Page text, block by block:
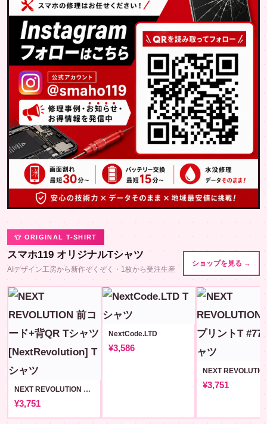
👕 ORIGINAL T-SHIRT
スマホ119 オリジナルTシャツ
AIデザイン工房から新作ぞくぞく・1枚から受注生産
ショップを見る →
NEXT REVOLUTION 前コード+背QR Tシャツ [NextRevolution]
¥3,751
NextCode.LTD
¥3,586
¥3,751